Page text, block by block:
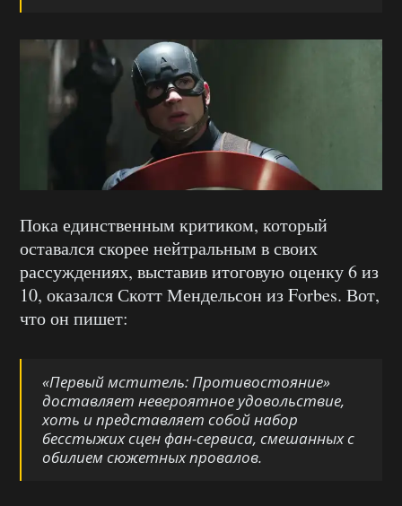
Пока единственным критиком, который
оставался скорее нейтральным в своих
рассуждениях, выставив итоговую оценку 6 из
10, оказался Скотт Мендельсон из Forbes. Вот,
что он пишет:
«Первый мститель: Противостояние»
доставляет невероятное удовольствие,
хоть и представляет собой набор
бесстыжих сцен фан-сервиса, смешанных с
обилием сюжетных провалов.